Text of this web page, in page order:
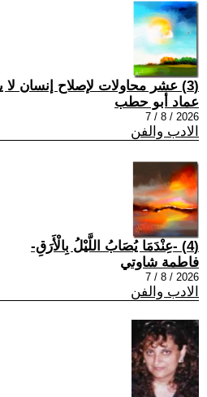
(3) عشر محاولات لإصلاح إنسان لا يملك قطع الغيار
عماد أبو حطب
2026 / 8 / 7
الادب والفن
(4) -عِنْدَمَا يُصَابُ اللَّيْلُ بِالْأَرَقِ-
فاطمة شاوتي
2026 / 8 / 7
الادب والفن